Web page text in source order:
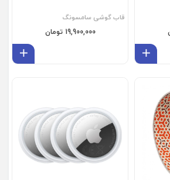
قاب گوشی سامسونگ
19,900,000 تومان